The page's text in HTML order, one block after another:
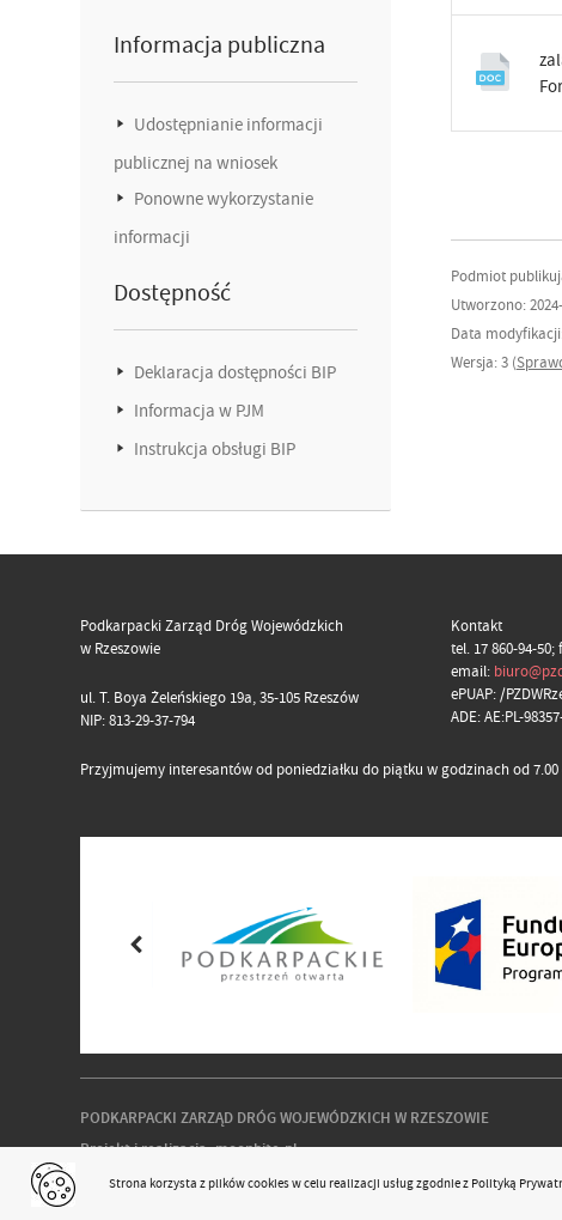
Informacja publiczna
Udostępnianie informacji
publicznej na wniosek
Ponowne wykorzystanie
informacji
Dostępność
Deklaracja dostępności BIP
Informacja w PJM
Instrukcja obsługi BIP
Podmiot
Utworzono:
Data
Wersja: 3 (
Podkarpacki Zarząd Dróg Wojewódzkich
w Rzeszowie
ul. T. Boya Żeleńskiego 19a, 35-105 Rzeszów
NIP: 813-29-37-794
Kontakt
tel. 17 860-94-50;
email:
ePUAP: /
ADE: AE:PL-
Przyjmujemy interesantów od poniedziałku do piątku w godzinach od 7.00
PODKARPACKI ZARZĄD DRÓG WOJEWÓDZKICH W RZESZOWIE
Projekt i realizacja:moonbite.pl
responsivevoice.org
Strona korzysta z plikówcookiesw celu realizacji usług zgodnie z Polityką